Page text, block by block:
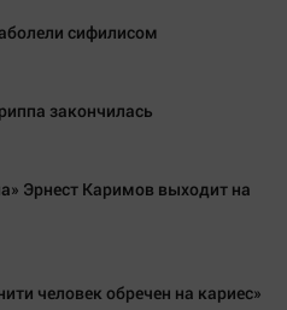
сифилисом
закончилась
Эрнест Каримов выходит на
человек обречен на кариес»